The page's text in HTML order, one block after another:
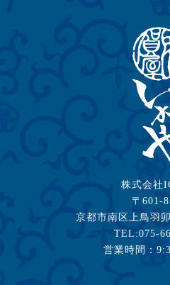
株式会社
〒601-
京都市南区上鳥羽
TEL:075-
営業時間：